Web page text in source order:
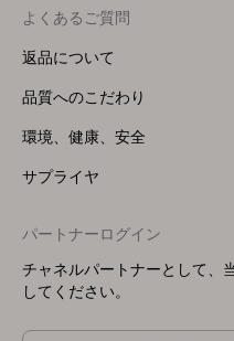
よくあるご質問
返品について
品質へのこだわり
環境、健康、安全
サプライヤ
パートナーログイン
チャネルパートナーとして、
してください。